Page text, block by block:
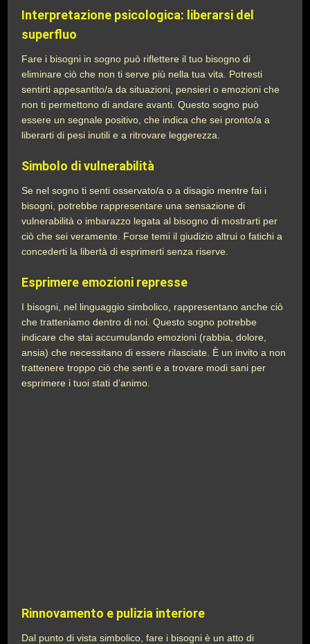
Interpretazione psicologica: liberarsi del
superfluo
Fare i bisogni in sogno può riflettere il tuo bisogno di
eliminare ciò che non ti serve più nella tua vita. Potresti
sentirti appesantito/a da situazioni, pensieri o emozioni che
non ti permettono di andare avanti. Questo sogno può
essere un segnale positivo, che indica che sei pronto/a a
liberarti di pesi inutili e a ritrovare leggerezza.
Simbolo di vulnerabilità
Se nel sogno ti senti osservato/a o a disagio mentre fai i
bisogni, potrebbe rappresentare una sensazione di
vulnerabilità o imbarazzo legata al bisogno di mostrarti per
ciò che sei veramente. Forse temi il giudizio altrui o fatichi a
concederti la libertà di esprimerti senza riserve.
Esprimere emozioni represse
I bisogni, nel linguaggio simbolico, rappresentano anche ciò
che tratteniamo dentro di noi. Questo sogno potrebbe
indicare che stai accumulando emozioni (rabbia, dolore,
ansia) che necessitano di essere rilasciate. È un invito a non
trattenere troppo ciò che senti e a trovare modi sani per
esprimere i tuoi stati d’animo.
Rinnovamento e pulizia interiore
Dal punto di vista simbolico, fare i bisogni è un atto di